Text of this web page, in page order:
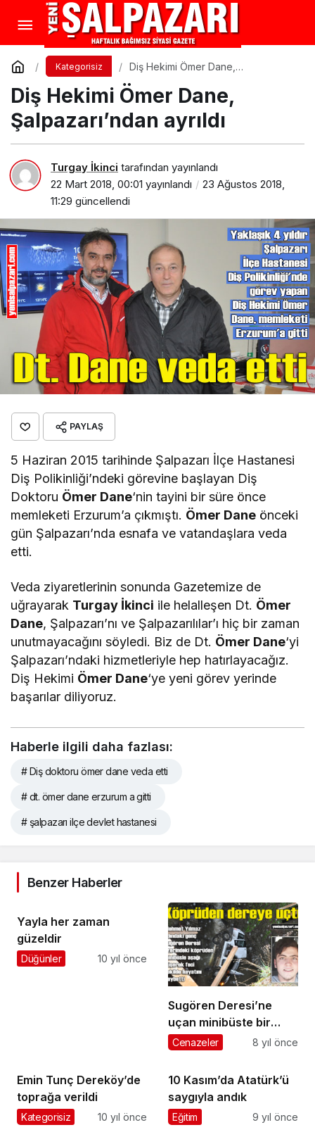
Kategorisiz
Diş Hekimi Ömer Dane,
Diş Hekimi Ömer Dane,
Şalpazarı’ndan ayrıldı
Turgay İkinci tarafından yayınlandı
22 Mart 2018, 00:01 yayınlandı
23 Ağustos 2018,
11:29 güncellendi
PAYLAŞ
5 Haziran 2015 tarihinde Şalpazarı İlçe Hastanesi
Diş Polikinliği’ndeki görevine başlayan Diş
Doktoru Ömer Dane‘nin tayini bir süre önce
memleketi Erzurum’a çıkmıştı. Ömer Dane önceki
gün Şalpazarı’nda esnafa ve vatandaşlara veda
etti.
Veda ziyaretlerinin sonunda Gazetemize de
uğrayarak Turgay İkinci ile helalleşen Dt. Ömer
Dane, Şalpazarı’nı ve Şalpazarılılar’ı hiç bir zaman
unutmayacağını söyledi. Biz de Dt. Ömer Dane‘yi
Şalpazarı’ndaki hizmetleriyle hep hatırlayacağız.
Diş Hekimi Ömer Dane‘ye yeni görev yerinde
başarılar diliyoruz.
Haberle ilgili daha fazlası:
# Diş doktoru ömer dane veda etti
# dt. ömer dane erzurum a gitti
# şalpazarı ilçe devlet hastanesi
Benzer Haberler
Yayla her zaman
güzeldir
Düğünler 10 yıl önce
Sugören Deresi’ne
uçan minibüste bir
genç hayatını kaybetti
Cenazeler 8 yıl önce
Emin Tunç Dereköy’de
toprağa verildi
Kategorisiz 10 yıl önce
10 Kasım’da Atatürk’ü
saygıyla andık
Eğitim 9 yıl önce